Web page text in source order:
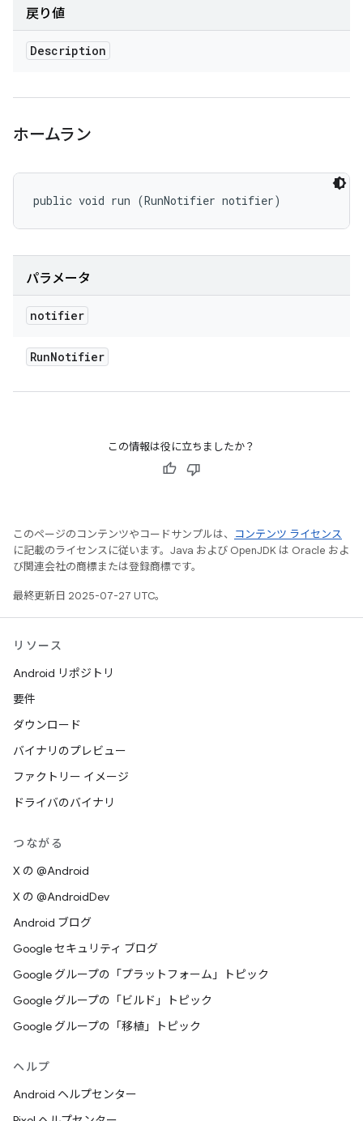
戻り値
Description
ホームラン
public void run (RunNotifier notifier)
パラメータ
notifier
RunNotifier
この情報は役に立ちましたか？
このページのコンテンツやコードサンプルは、
コンテンツ ライセンス
に記載のライセンスに従います。Java および OpenJDK は Oracle およ
び関連会社の商標または登録商標です。
最終更新日 2025-07-27 UTC。
リソース
Android リポジトリ
要件
ダウンロード
バイナリのプレビュー
ファクトリー イメージ
ドライバのバイナリ
つながる
X の @Android
X の @AndroidDev
Android ブログ
Google セキュリティ ブログ
Google グループの「プラットフォーム」トピック
Google グループの「ビルド」トピック
Google グループの「移植」トピック
ヘルプ
Android ヘルプセンター